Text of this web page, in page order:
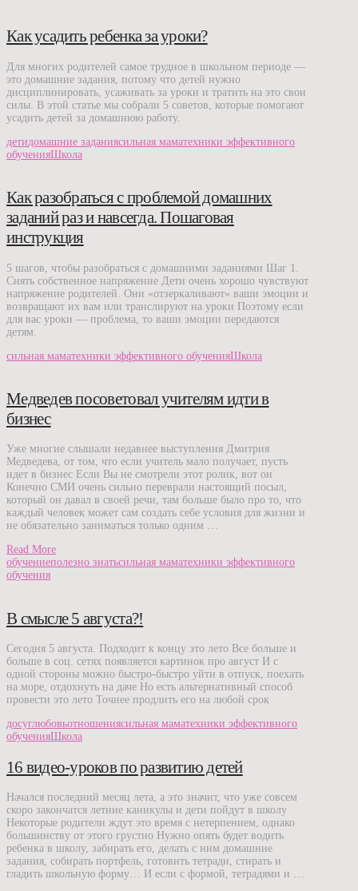
Как усадить ребенка за уроки?
Для многих родителей самое трудное в школьном периоде —
это домашние задания, потому что детей нужно
дисциплинировать, усаживать за уроки и тратить на это свои
силы. В этой статье мы собрали 5 советов, которые помогают
усадить детей за домашнюю работу.
детидомашние заданиясильная маматехники эффективного
обученияШкола
Как разобраться с проблемой домашних
заданий раз и навсегда. Пошаговая
инструкция
5 шагов, чтобы разобраться с домашними заданиями Шаг 1.
Снять собственное напряжение Дети очень хорошо чувствуют
напряжение родителей. Они «отзеркаливают» ваши эмоции и
возвращают их вам или транслируют на уроки Поэтому если
для вас уроки — проблема, то ваши эмоции передаются
детям.
сильная маматехники эффективного обученияШкола
Медведев посоветовал учителям идти в
бизнес
Уже многие слышали недавнее выступления Дмитрия
Медведева, от том, что если учитель мало получает, пусть
идет в бизнес Если Вы не смотрели этот ролик, вот он
Конечно СМИ очень сильно переврали настоящий посыл,
который он давал в своей речи, там больше было про то, что
каждый человек может сам создать себе условия для жизни и
не обязательно заниматься только одним …
Read More
обучениеполезно знатьсильная маматехники эффективного
обучения
В смысле 5 августа?!
Сегодня 5 августа. Подходит к концу это лето Все больше и
больше в соц. сетях появляется картинок про август И с
одной стороны можно быстро-быстро уйти в отпуск, поехать
на море, отдохнуть на даче Но есть альтернативный способ
провести это лето Точнее продлить его на любой срок
досуглюбовьотношениясильная маматехники эффективного
обученияШкола
16 видео-уроков по развитию детей
Начался последний месяц лета, а это значит, что уже совсем
скоро закончатся летние каникулы и дети пойдут в школу
Некоторые родители ждут это время с нетерпением, однако
большинству от этого грустно Нужно опять будет водить
ребенка в школу, забирать его, делать с ним домашние
задания, собирать портфель, готовить тетради, стирать и
гладить школьную форму… И если с формой, тетрадями и …